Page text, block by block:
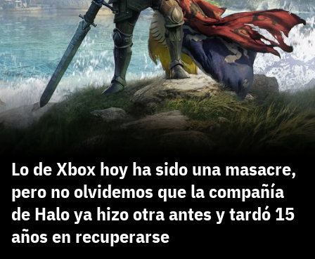
Lo de Xbox hoy ha sido una masacre,
pero no olvidemos que la compañía
de Halo ya hizo otra antes y tardó 15
años en recuperarse
¿Todavía no tienes cuenta?
Regístrate gratis
El inicio de sesión con Facebook ya no está
disponible, pero puedes seguir usando tu cuenta
de 3DJuegos:
Recupera tu acceso con Facebook
carácter inicial), pero no mayúsculas, espacios, tildes
o caracteres especiales.
He leído y acepto lapolitica de privacidad y
de participación
Registrarse en 3DJuegos
Entra con Google
¿Ya tienes cuenta?